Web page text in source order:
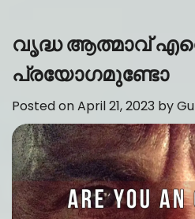
വൃദ്ധ ആത്മാവ്
പ്രയോഗമുണ്ടോ
Posted onApril 21, 2023 by